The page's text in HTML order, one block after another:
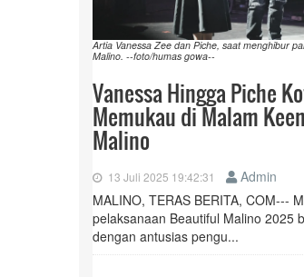
Artia Vanessa Zee dan Piche, saat menghibur
Malino. --foto/humas gowa--
Vanessa Hingga Piche
Memukau di Malam
Malino
13 Juli 2025 19:42:31
Admin
MALINO, TERAS BERITA, COM---
pelaksanaan Beautiful Malino 2025
dengan antusias pengu...